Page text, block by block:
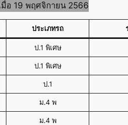
อ 19 พฤศจิกายน 2566
ประเภทรถ
ป.1 พิเศษ
ป.1 พิเศษ
ป.1
ม.4 พ
ม.4 พ